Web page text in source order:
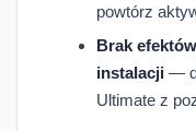
powtórz
Brak
instalacji —
Ultimate z